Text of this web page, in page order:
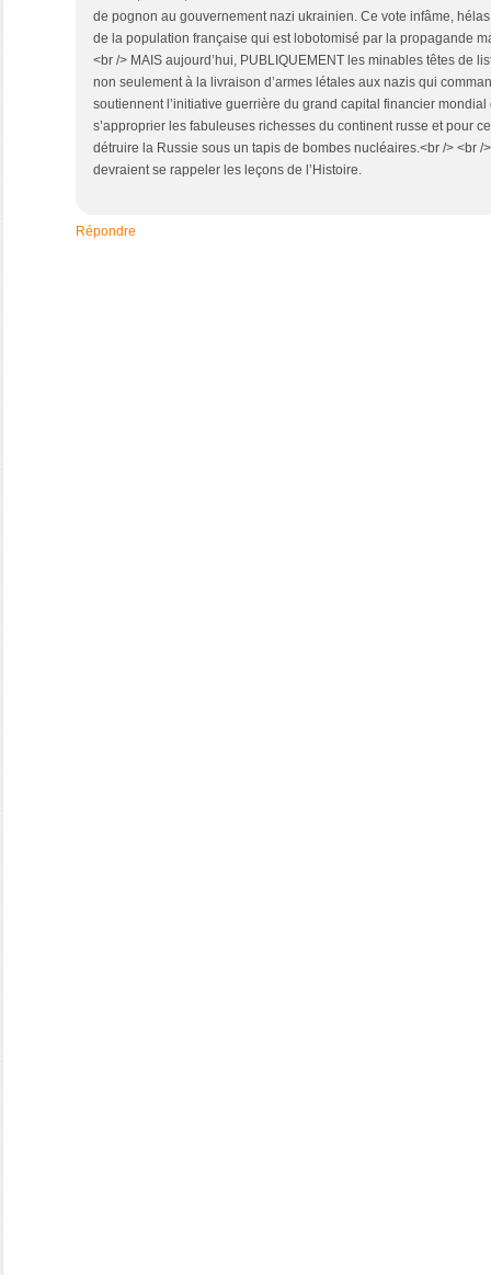
de pognon au gouvernement nazi ukrainien. Ce vote infâme,
de la population française qui est lobotomisé par la propagande
<br /> MAIS aujourd’hui, PUBLIQUEMENT les minables têtes de
non seulement à la livraison d’armes létales aux nazis qui
soutiennent l’initiative guerrière du grand capital financier mondial
s’approprier les fabuleuses richesses du continent russe et pour
détruire la Russie sous un tapis de bombes nucléaires.<br /> <br /
devraient se rappeler les leçons de l’Histoire.
Répondre